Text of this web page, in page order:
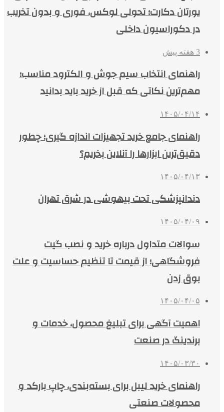
یورتان دکارت؛ تحولی لوکس، فوری و بدون تخریب
در دکوراسیون داخلی
3 هفته پیش
راهنمای انتخاب سیم جوش و الکترود مناسب؛
مهم‌ترین نکاتی که قبل از خرید باید بدانید
۱۴۰۵/۰۴/۱۴
راهنمای جامع خرید تجهیزات اندازه گیری؛ چطور
دقیق‌ترین ابزارها را آنلاین بخریم؟
۱۴۰۵/۰۴/۱۳
دندانپزشکی تحت بیهوشی در شرق تهران
۱۴۰۵/۰۴/۰۹
سوالات متداول درباره خرید و نصب گیت
فروشگاهی؛ از قیمت تا تنظیم حساسیت و علت
بوق زدن
۱۴۰۵/۰۴/۰۵
اهمیت آگهی برای تبلیغ محصول، خدمات و
برندینگ در صنعت
۱۴۰۵/۰۳/۳۰
راهنمای خرید لیبل برای بسته‌بندی، چاپ بارکد و
محصولات صنعتی